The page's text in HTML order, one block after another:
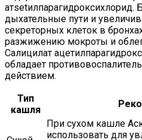
атsetилпарагидроксихлорид.
дыхательные пути и
секреторных клеток в
разжижению мокроты и
Салицилат
обладает
действием.
Тип
кашля
При сухом кашле
использовать для